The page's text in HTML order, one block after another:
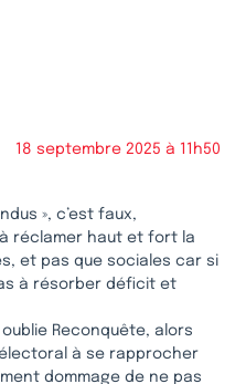
18 septembre 2025 à 11h50
», c’est faux,
réclamer haut et fort la
et pas que sociales car si
à résorber déficit et
Reconquête, alors
à se rapprocher
dommage de ne pas